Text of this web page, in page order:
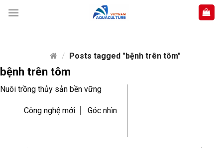
/ Posts tagged "bệnh trên tôm"
bệnh trên tôm
Nuôi trồng thủy sản bền vững
Công nghệ mới Góc nhìn